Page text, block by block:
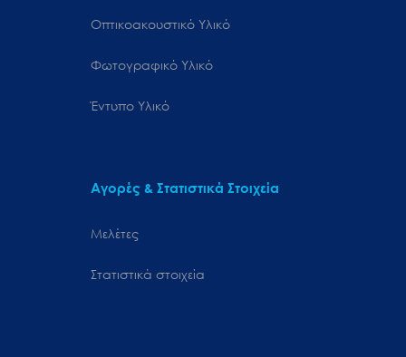
Οπτικοακουστικό Υλικό
Φωτογραφικό Υλικό
Έντυπο Υλικό
Αγορές & Στατιστικά Στοιχεία
Μελέτες
Στατιστικά στοιχεία